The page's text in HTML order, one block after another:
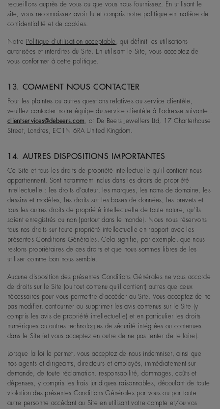
recueillons auprès de vous ou que vous nous fournissez. En utilisant le
site, vous reconnaissez avoir lu et compris notre politique en matière de
confidentialité et de cookies.
Notre Politique d'utilisation acceptable
, qui définit les utilisations
autorisées et interdites du Site. En utilisant le Site, vous acceptez de
vous conformer à cette politique.
13. COMMENT NOUS CONTACTER
Pour les plaintes ou autres questions relatives au service clientèle,
veuillez contacter notre équipe du service clientèle à l'adresse suivante :
clientservices@debeers.com , or De Beers Jewellers Ltd, 17 Charterhouse
Street, Londres, EC1N 6RA United Kingdom.
14. AUTRES DISPOSITIONS IMPORTANTES
Ce Site et tous les droits de propriété intellectuelle qu'il contient nous
appartiennent. Sont notamment inclus dans les droits de propriété
intellectuelle : les droits d'auteur, les marques, les noms de domaine, les
dessins et modèles, les droits sur les bases de données, les brevets et
tous les autres droits de propriété intellectuelle de toute nature, qu'ils
soient enregistrés ou non (partout dans le monde). Nous nous réservons
tous nos droits sur toute propriété intellectuelle en rapport avec les
présentes Conditions Générales. Cela signifie, par exemple, que nous
restons propriétaires de ces droits et que nous sommes libres de les
utiliser comme bon nous semble.
Aucune disposition des présentes Conditions Générales ne vous accorde
de droits sur le Site (ou tout contenu qu'il contient) autres que ceux
nécessaires pour vous permettre d'accéder au Site. Vous acceptez de ne
pas modifier, contourner ou supprimer les avis contenus sur le Site (y
compris les avis de propriété intellectuelle) et en particulier les droits
numériques ou autres technologies de sécurité intégrées ou contenues
dans le Site (et vous acceptez en outre de ne pas tenter de le faire).
Lorsque la loi le permet, vous acceptez de nous indemniser, ainsi que
nos agents et dirigeants, directeurs et employés, immédiatement sur
demande, de toute réclamation, responsabilité, dommages, coûts et
dépenses, y compris les frais juridiques raisonnables, découlant de toute
violation des présentes Conditions Générales par vous ou par toute
autre personne accédant au Site en utilisant votre compte et/ou vos